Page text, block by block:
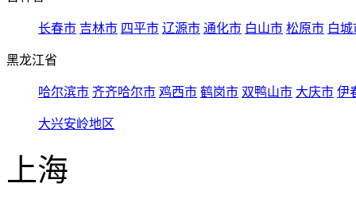
长春市 吉林市 四平市 辽源市 通化市 白山市 松原市 白城
黑龙江省
哈尔滨市 齐齐哈尔市 鸡西市 鹤岗市 双鸭山市 大庆市 伊
大兴安岭地区
上海